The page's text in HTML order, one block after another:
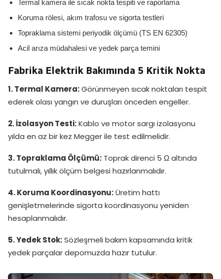
Termal kamera ile sıcak nokta tespiti ve raporlama
Koruma rölesi, akım trafosu ve sigorta testleri
Topraklama sistemi periyodik ölçümü (TS EN 62305)
Acil arıza müdahalesi ve yedek parça temini
Fabrika Elektrik Bakımında 5 Kritik Nokta
1. Termal Kamera:Görünmeyen sıcak noktaları tespit
ederek olası yangın ve duruşları önceden engeller.
2. İzolasyon Testi:Kablo ve motor sargı izolasyonu
yılda en az bir kez Megger ile test edilmelidir.
3. Topraklama Ölçümü: Toprak direnci 5 Ω altında
tutulmalı, yıllık ölçüm belgesi hazırlanmalıdır.
4. Koruma Koordinasyonu:Üretim hattı
genişletmelerinde sigorta koordinasyonu yeniden
hesaplanmalıdır.
5. Yedek Stok:Sözleşmeli bakım kapsamında kritik
yedek parçalar depomuzda hazır tutulur.